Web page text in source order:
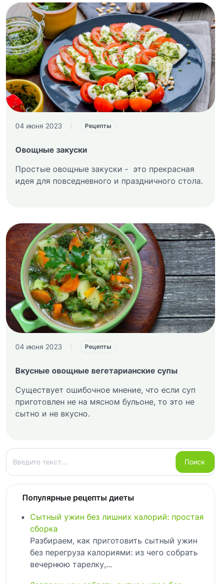
04 июня 2023 Рецепты
Овощные закуски
Простые овощные закуски - это прекрасная
идея для повседневного и праздничного стола.
04 июня 2023 Рецепты
Вкусные овощные вегетарианские супы
Существует ошибочное мнение, что если суп
приготовлен не на мясном бульоне, то это не
сытно и не вкусно.
Поиск
Поиск
Популярные рецепты диеты
Сытный ужин без лишних калорий: простая
сборка
Разбираем, как приготовить сытный ужин
без перегруза калориями: из чего собрать
вечернюю тарелку,...